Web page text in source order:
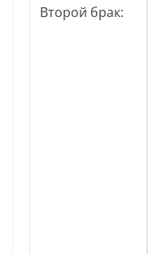
Второй брак: